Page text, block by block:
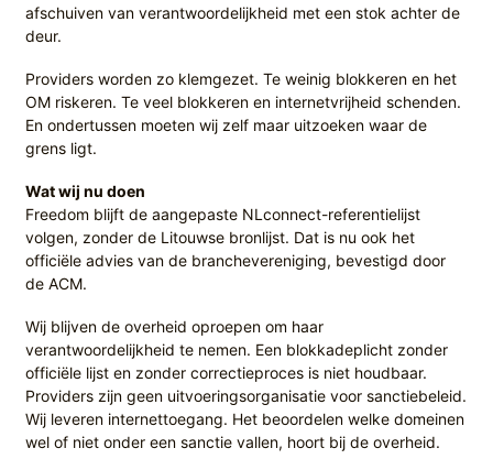
afschuiven van verantwoordelijkheid met een stok achter de
deur.
Providers worden zo klemgezet. Te weinig blokkeren en het
OM riskeren. Te veel blokkeren en internetvrijheid schenden.
En ondertussen moeten wij zelf maar uitzoeken waar de
grens ligt.
Wat wij nu doen
Freedom blijft de aangepaste NLconnect-referentielijst
volgen, zonder de Litouwse bronlijst. Dat is nu ook het
officiële advies van de branchevereniging, bevestigd door
de ACM.
Wij blijven de overheid oproepen om haar
verantwoordelijkheid te nemen. Een blokkadeplicht zonder
officiële lijst en zonder correctieproces is niet houdbaar.
Providers zijn geen uitvoeringsorganisatie voor sanctiebeleid.
Wij leveren internettoegang. Het beoordelen welke domeinen
wel of niet onder een sanctie vallen, hoort bij de overheid.